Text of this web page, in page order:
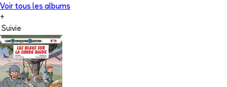
Voir tous les albums
+
Suivie